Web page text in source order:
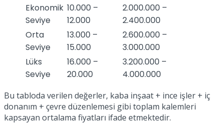
Ekonomik
Seviye
10.000 –
12.000
2.000.000 –
2.400.000
Orta
Seviye
13.000 –
15.000
2.600.000 –
3.000.000
Lüks
Seviye
16.000 –
20.000
3.200.000 –
4.000.000
Bu tabloda verilen değerler, kaba inşaat + ince işler + iç
donanım + çevre düzenlemesi gibi toplam kalemleri
kapsayan ortalama fiyatları ifade etmektedir.